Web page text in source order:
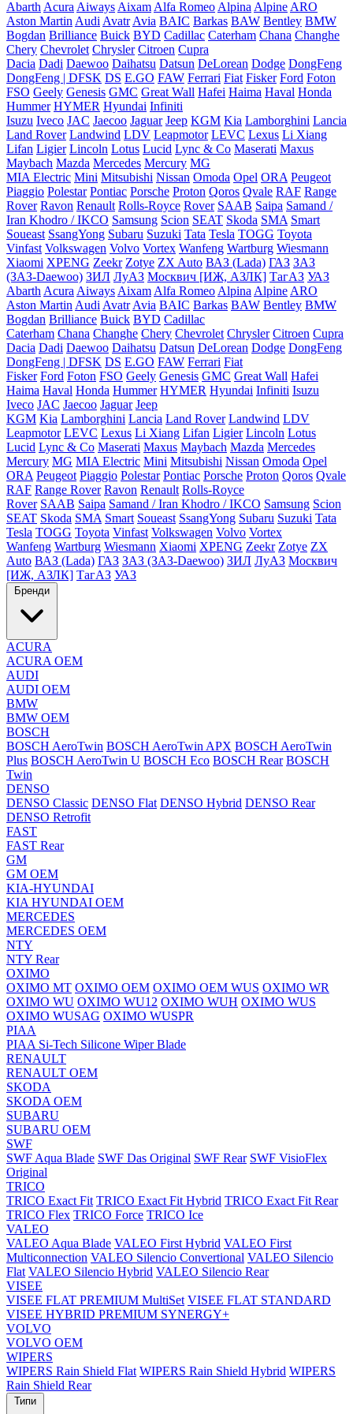
Abarth Acura Aiways Aixam Alfa Romeo Alpina Alpine ARO
Aston Martin Audi Avatr Avia BAIC Barkas BAW Bentley BMW
Bogdan Brilliance Buick BYD Cadillac Caterham Chana Changhe
Chery Chevrolet Chrysler Citroen Cupra
Dacia Dadi Daewoo Daihatsu Datsun DeLorean Dodge DongFeng
DongFeng | DFSK DS E.GO FAW Ferrari Fiat Fisker Ford Foton
FSO Geely Genesis GMC Great Wall Hafei Haima Haval Honda
Hummer HYMER Hyundai Infiniti
Isuzu Iveco JAC Jaecoo Jaguar Jeep KGM Kia Lamborghini Lancia
Land Rover Landwind LDV Leapmotor LEVC Lexus Li Xiang
Lifan Ligier Lincoln Lotus Lucid Lync & Co Maserati Maxus
Maybach Mazda Mercedes Mercury MG
MIA Electric Mini Mitsubishi Nissan Omoda Opel ORA Peugeot
Piaggio Polestar Pontiac Porsche Proton Qoros Qvale RAF Range
Rover Ravon Renault Rolls-Royce Rover SAAB Saipa Samand /
Iran Khodro / IKCO Samsung Scion SEAT Skoda SMA Smart
Soueast SsangYong Subaru Suzuki Tata Tesla TOGG Toyota
Vinfast Volkswagen Volvo Vortex Wanfeng Wartburg Wiesmann
Xiaomi XPENG Zeekr Zotye ZX Auto ВАЗ (Lada) ГАЗ ЗАЗ
(ЗАЗ-Daewoo) ЗИЛ ЛуАЗ Москвич [ИЖ, АЗЛК] ТагАЗ УАЗ
Abarth Acura Aiways Aixam Alfa Romeo Alpina Alpine ARO
Aston Martin Audi Avatr Avia BAIC Barkas BAW Bentley BMW
Bogdan Brilliance Buick BYD Cadillac
Caterham Chana Changhe Chery Chevrolet Chrysler Citroen Cupra
Dacia Dadi Daewoo Daihatsu Datsun DeLorean Dodge DongFeng
DongFeng | DFSK DS E.GO FAW Ferrari Fiat
Fisker Ford Foton FSO Geely Genesis GMC Great Wall Hafei
Haima Haval Honda Hummer HYMER Hyundai Infiniti Isuzu
Iveco JAC Jaecoo Jaguar Jeep
KGM Kia Lamborghini Lancia Land Rover Landwind LDV
Leapmotor LEVC Lexus Li Xiang Lifan Ligier Lincoln Lotus
Lucid Lync & Co Maserati Maxus Maybach Mazda Mercedes
Mercury MG MIA Electric Mini Mitsubishi Nissan Omoda Opel
ORA Peugeot Piaggio Polestar Pontiac Porsche Proton Qoros Qvale
RAF Range Rover Ravon Renault Rolls-Royce
Rover SAAB Saipa Samand / Iran Khodro / IKCO Samsung Scion
SEAT Skoda SMA Smart Soueast SsangYong Subaru Suzuki Tata
Tesla TOGG Toyota Vinfast Volkswagen Volvo Vortex
Wanfeng Wartburg Wiesmann Xiaomi XPENG Zeekr Zotye ZX
Auto ВАЗ (Lada) ГАЗ ЗАЗ (ЗАЗ-Daewoo) ЗИЛ ЛуАЗ Москвич
[ИЖ, АЗЛК] ТагАЗ УАЗ
Бренди
ACURA
ACURA OEM
AUDI
AUDI OEM
BMW
BMW OEM
BOSCH
BOSCH AeroTwin BOSCH AeroTwin APX BOSCH AeroTwin
Plus BOSCH AeroTwin U BOSCH Eco BOSCH Rear BOSCH
Twin
DENSO
DENSO Classic DENSO Flat DENSO Hybrid DENSO Rear
DENSO Retrofit
FAST
FAST Rear
GM
GM OEM
KIA-HYUNDAI
KIA HYUNDAI OEM
MERCEDES
MERCEDES OEM
NTY
NTY Rear
OXIMO
OXIMO MT OXIMO OEM OXIMO OEM WUS OXIMO WR
OXIMO WU OXIMO WU12 OXIMO WUH OXIMO WUS
OXIMO WUSAG OXIMO WUSPR
PIAA
PIAA Si-Tech Silicone Wiper Blade
RENAULT
RENAULT OEM
SKODA
SKODA OEM
SUBARU
SUBARU OEM
SWF
SWF Aqua Blade SWF Das Original SWF Rear SWF VisioFlex
Original
TRICO
TRICO Exact Fit TRICO Exact Fit Hybrid TRICO Exact Fit Rear
TRICO Flex TRICO Force TRICO Ice
VALEO
VALEO Aqua Blade VALEO First Hybrid VALEO First
Multiconnection VALEO Silencio Convertional VALEO Silencio
Flat VALEO Silencio Hybrid VALEO Silencio Rear
VISEE
VISEE FLAT PREMIUM MultiSet VISEE FLAT STANDARD
VISEE HYBRID PREMIUM SYNERGY+
VOLVO
VOLVO OEM
WIPERS
WIPERS Rain Shield Flat WIPERS Rain Shield Hybrid WIPERS
Rain Shield Rear
Типи